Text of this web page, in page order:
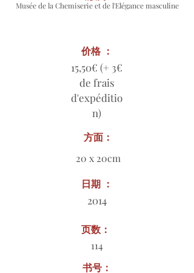
Musée de la Chemiserie et de l'Elégance masculine
价格 ：
15,50€ (+ 3€
de frais
d'expéditio
n)
方面：
20 x 20cm
日期 ：
2014
页数：
114
书号：